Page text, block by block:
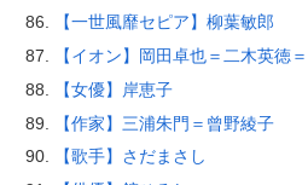
【一世風靡セピア】柳葉敏郎
【イオン】岡田卓也＝二木英徳
【女優】岸恵子
【作家】三浦朱門＝曾野綾子
【歌手】さだまさし